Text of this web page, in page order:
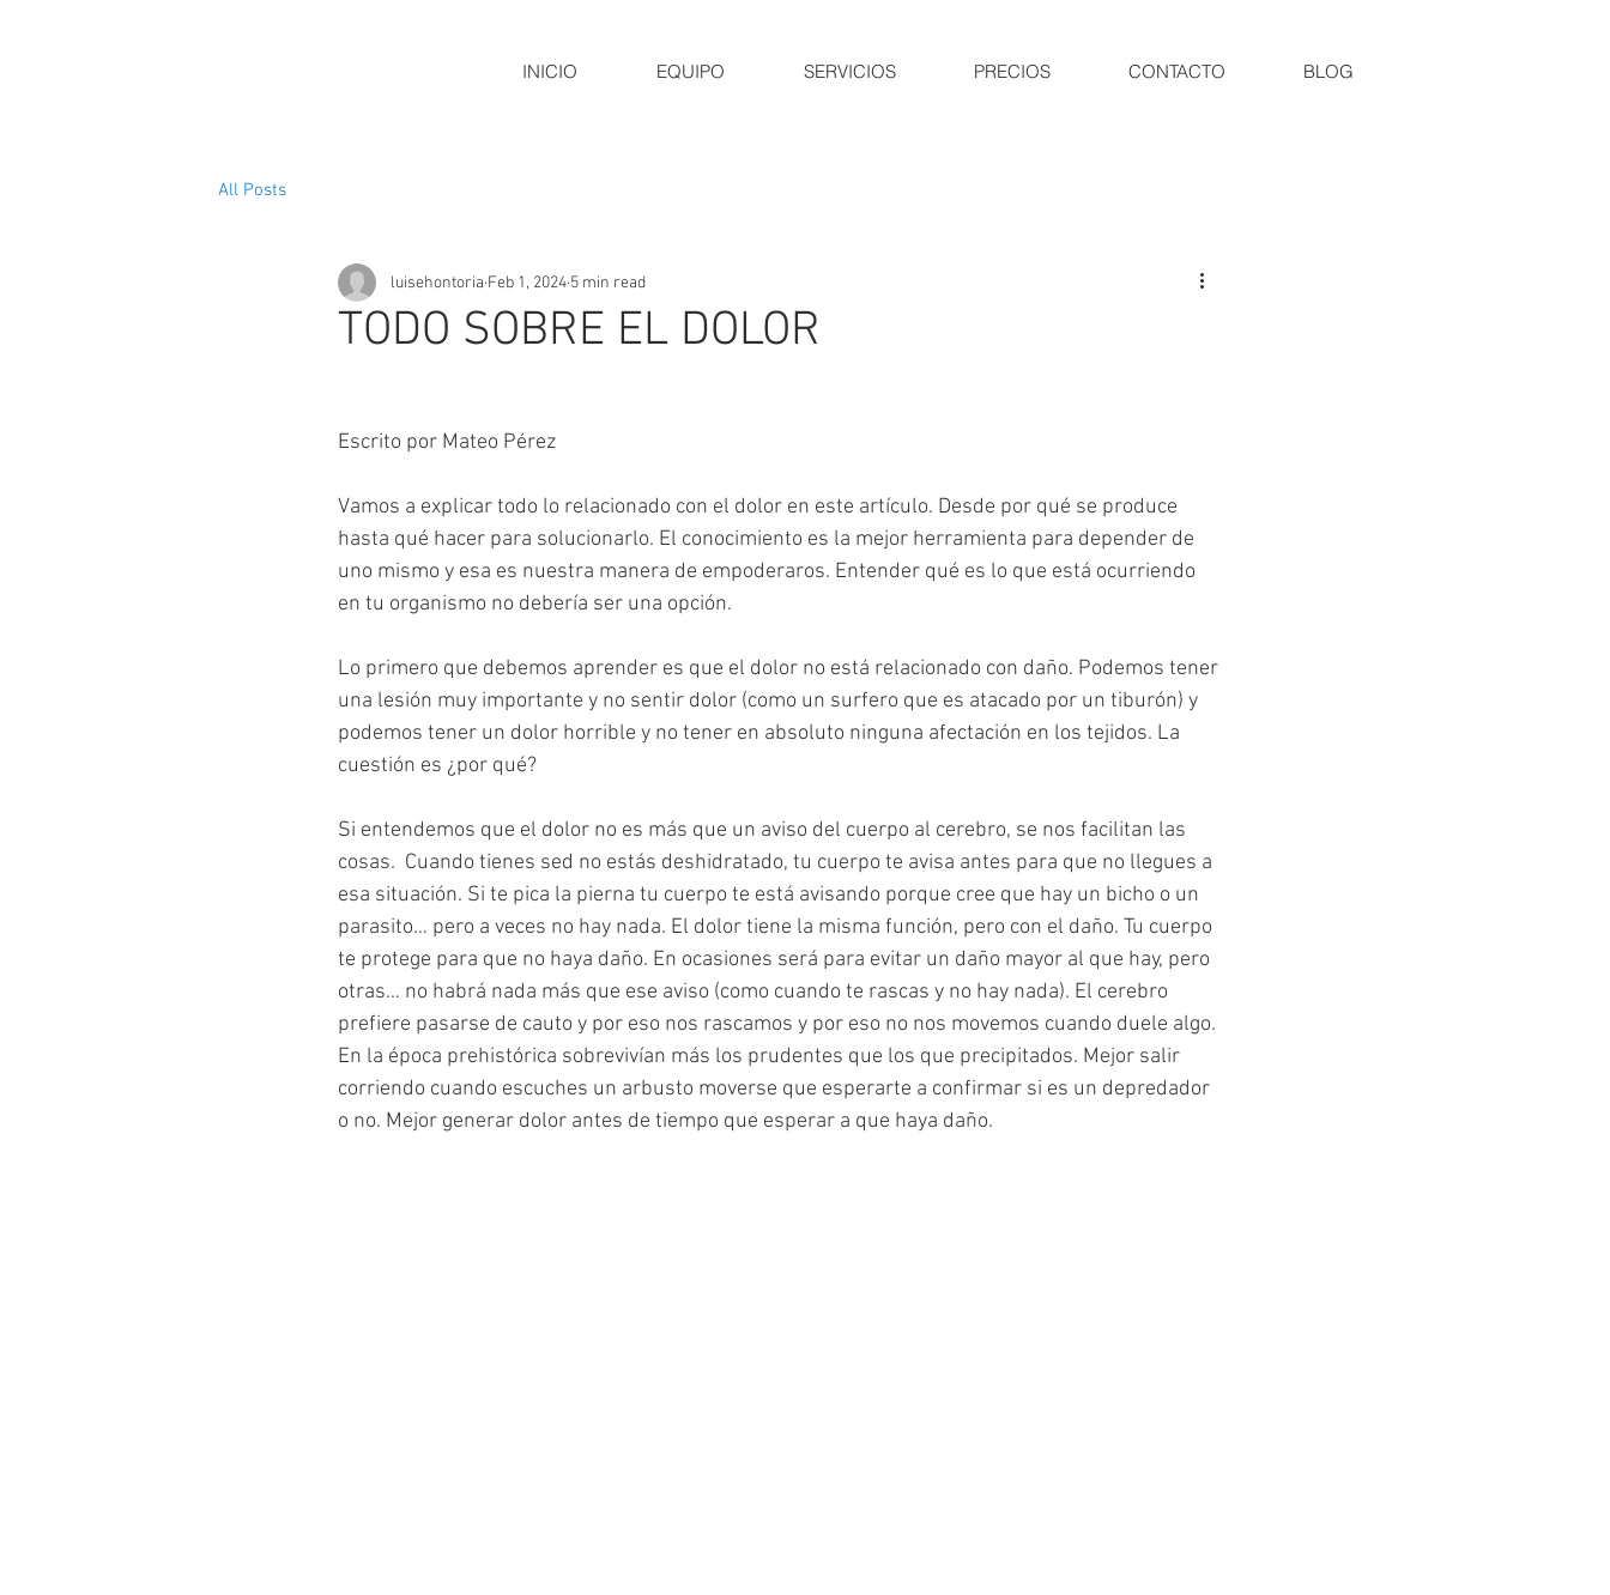
INICIO EQUIPO SERVICIOS PRECIOS CONTACTO BLOG
All Posts
TODO SOBRE EL DOLOR
luisehontoria Feb 1, 2024 5 min read
Escrito por Mateo Pérez
Vamos a explicar todo lo relacionado con el dolor en este artículo. Desde por qué se produce
hasta qué hacer para solucionarlo. El conocimiento es la mejor herramienta para depender de
uno mismo y esa es nuestra manera de empoderaros. Entender qué es lo que está ocurriendo
en tu organismo no debería ser una opción.
Lo primero que debemos aprender es que el dolor no está relacionado con daño. Podemos tener
una lesión muy importante y no sentir dolor (como un surfero que es atacado por un tiburón) y
podemos tener un dolor horrible y no tener en absoluto ninguna afectación en los tejidos. La
cuestión es ¿por qué?
Si entendemos que el dolor no es más que un aviso del cuerpo al cerebro, se nos facilitan las
cosas.  Cuando tienes sed no estás deshidratado, tu cuerpo te avisa antes para que no llegues a
esa situación. Si te pica la pierna tu cuerpo te está avisando porque cree que hay un bicho o un
parasito… pero a veces no hay nada. El dolor tiene la misma función, pero con el daño. Tu cuerpo
te protege para que no haya daño. En ocasiones será para evitar un daño mayor al que hay, pero
otras… no habrá nada más que ese aviso (como cuando te rascas y no hay nada). El cerebro
prefiere pasarse de cauto y por eso nos rascamos y por eso no nos movemos cuando duele algo.
En la época prehistórica sobrevivían más los prudentes que los que precipitados. Mejor salir
corriendo cuando escuches un arbusto moverse que esperarte a confirmar si es un depredador
o no. Mejor generar dolor antes de tiempo que esperar a que haya daño.